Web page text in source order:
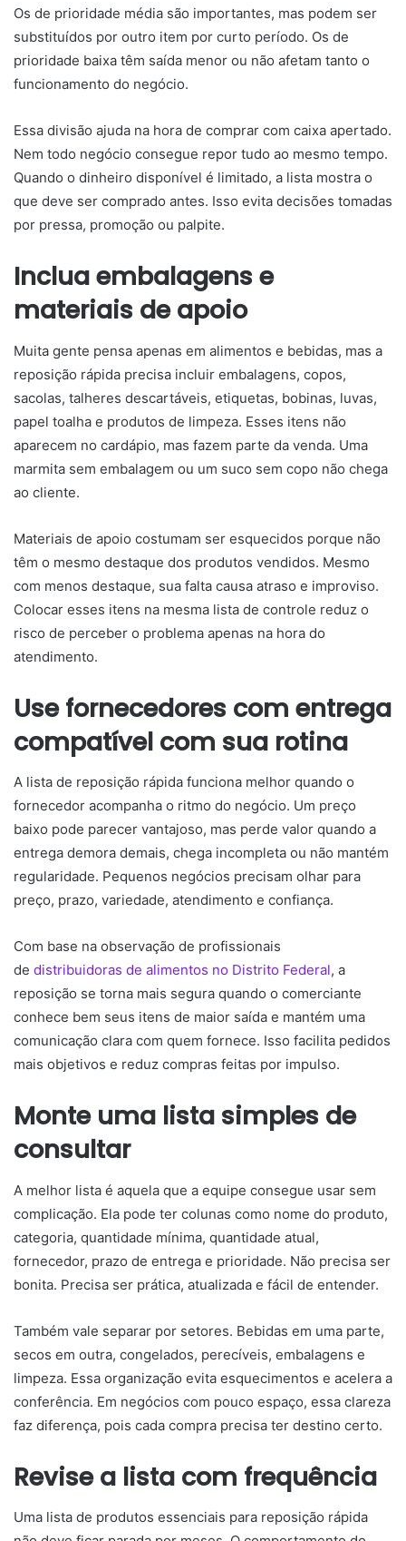
Os de prioridade média são importantes, mas podem ser
substituídos por outro item por curto período. Os de
prioridade baixa têm saída menor ou não afetam tanto o
funcionamento do negócio.
Essa divisão ajuda na hora de comprar com caixa apertado.
Nem todo negócio consegue repor tudo ao mesmo tempo.
Quando o dinheiro disponível é limitado, a lista mostra o
que deve ser comprado antes. Isso evita decisões tomadas
por pressa, promoção ou palpite.
Inclua embalagens e
materiais de apoio
Muita gente pensa apenas em alimentos e bebidas, mas a
reposição rápida precisa incluir embalagens, copos,
sacolas, talheres descartáveis, etiquetas, bobinas, luvas,
papel toalha e produtos de limpeza. Esses itens não
aparecem no cardápio, mas fazem parte da venda. Uma
marmita sem embalagem ou um suco sem copo não chega
ao cliente.
Materiais de apoio costumam ser esquecidos porque não
têm o mesmo destaque dos produtos vendidos. Mesmo
com menos destaque, sua falta causa atraso e improviso.
Colocar esses itens na mesma lista de controle reduz o
risco de perceber o problema apenas na hora do
atendimento.
Use fornecedores com entrega
compatível com sua rotina
A lista de reposição rápida funciona melhor quando o
fornecedor acompanha o ritmo do negócio. Um preço
baixo pode parecer vantajoso, mas perde valor quando a
entrega demora demais, chega incompleta ou não mantém
regularidade. Pequenos negócios precisam olhar para
preço, prazo, variedade, atendimento e confiança.
Com base na observação de profissionais
de distribuidoras de alimentos no Distrito Federal, a
reposição se torna mais segura quando o comerciante
conhece bem seus itens de maior saída e mantém uma
comunicação clara com quem fornece. Isso facilita pedidos
mais objetivos e reduz compras feitas por impulso.
Monte uma lista simples de
consultar
A melhor lista é aquela que a equipe consegue usar sem
complicação. Ela pode ter colunas como nome do produto,
categoria, quantidade mínima, quantidade atual,
fornecedor, prazo de entrega e prioridade. Não precisa ser
bonita. Precisa ser prática, atualizada e fácil de entender.
Também vale separar por setores. Bebidas em uma parte,
secos em outra, congelados, perecíveis, embalagens e
limpeza. Essa organização evita esquecimentos e acelera a
conferência. Em negócios com pouco espaço, essa clareza
faz diferença, pois cada compra precisa ter destino certo.
Revise a lista com frequência
Uma lista de produtos essenciais para reposição rápida